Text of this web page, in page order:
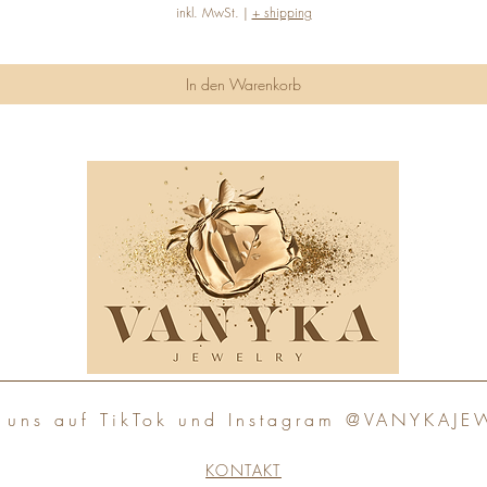
inkl. MwSt. | + shipping
In den Warenkorb
auf TikTok und Instagram
KONTAKT